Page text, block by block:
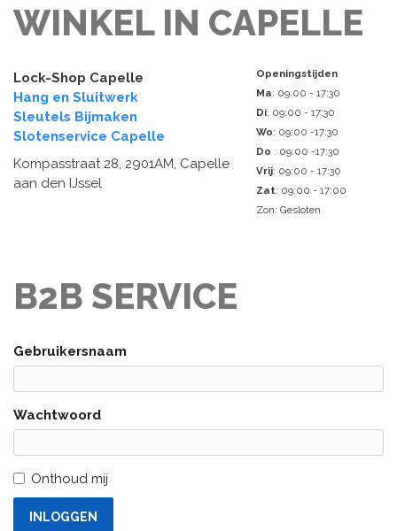
WINKEL IN CAPELLE
Lock-Shop Capelle
Hang en Sluitwerk
Sleutels Bijmaken
Slotenservice Capelle
Kompasstraat 28, 2901AM, Capelle
aan den IJssel
Openingstijden
Ma: 09:00 - 17:30
Di: 09:00 - 17:30
Wo: 09:00 -17:30
Do : 09:00 -17:30
Vrij: 09:00 - 17:30
Zat: 09:00 - 17:00
Zon: Gesloten
B2B SERVICE
Gebruikersnaam
Wachtwoord
Onthoud mij
INLOGGEN